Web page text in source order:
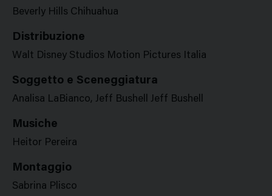
Beverly Hills Chihuahua
Distribuzione
Walt Disney Studios Motion Pictures Italia
Soggetto e Sceneggiatura
Analisa LaBianco, Jeff Bushell Jeff Bushell
Musiche
Heitor Pereira
Montaggio
Sabrina Plisco